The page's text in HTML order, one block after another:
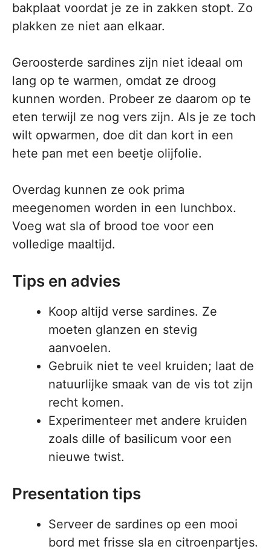
bakplaat voordat je ze in zakken stopt. Zo
plakken ze niet aan elkaar.
Geroosterde sardines zijn niet ideaal om
lang op te warmen, omdat ze droog
kunnen worden. Probeer ze daarom op te
eten terwijl ze nog vers zijn. Als je ze toch
wilt opwarmen, doe dit dan kort in een
hete pan met een beetje olijfolie.
Overdag kunnen ze ook prima
meegenomen worden in een lunchbox.
Voeg wat sla of brood toe voor een
volledige maaltijd.
Tips en advies
Koop altijd verse sardines. Ze
moeten glanzen en stevig
aanvoelen.
Gebruik niet te veel kruiden; laat de
natuurlijke smaak van de vis tot zijn
recht komen.
Experimenteer met andere kruiden
zoals dille of basilicum voor een
nieuwe twist.
Presentation tips
Serveer de sardines op een mooi
bord met frisse sla en citroenpartjes.